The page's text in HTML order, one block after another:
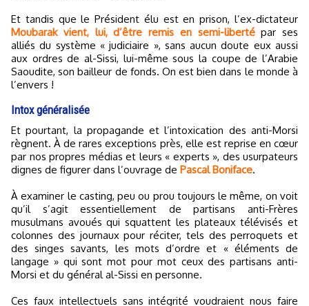
Et tandis que le Président élu est en prison, l’ex-dictateur
Moubarak vient, lui, d’être remis en semi-libertépar ses
alliés du système « judiciaire », sans aucun doute eux aussi
aux ordres de al-Sissi, lui-même sous la coupe de l’Arabie
Saoudite, son bailleur de fonds. On est bien dans le monde à
l’envers !
Intox généralisée
Et pourtant, la propagande et l’intoxication des anti-Morsi
règnent. À de rares exceptions près, elle est reprise en cœur
par nos propres médias et leurs « experts », des usurpateurs
dignes de figurer dans l’ouvrage de Pascal Boniface.
À examiner le casting, peu ou prou toujours le même, on voit
qu’il s’agit essentiellement de partisans anti-Frères
musulmans avoués qui squattent les plateaux télévisés et
colonnes des journaux pour réciter, tels des perroquets et
des singes savants, les mots d’ordre et « éléments de
langage » qui sont mot pour mot ceux des partisans anti-
Morsi et du général al-Sissi en personne.
Ces faux intellectuels sans intégrité voudraient nous faire